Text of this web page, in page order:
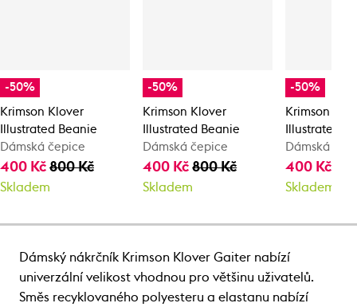
-50%
Krimson Klover
Illustrated Beanie
Dámská čepice
400 Kč 800 Kč
Skladem
-50%
Krimson Klover
Illustrated Beanie
Dámská čepice
400 Kč800 Kč
Skladem
-50%
Krimson
Illustrated
Dámská
400 Kč
Skladem
Dámský nákrčník Krimson Klover Gaiter nabízí
univerzální velikost vhodnou pro většinu uživatelů.
Směs recyklovaného polyesteru a elastanu nabízí